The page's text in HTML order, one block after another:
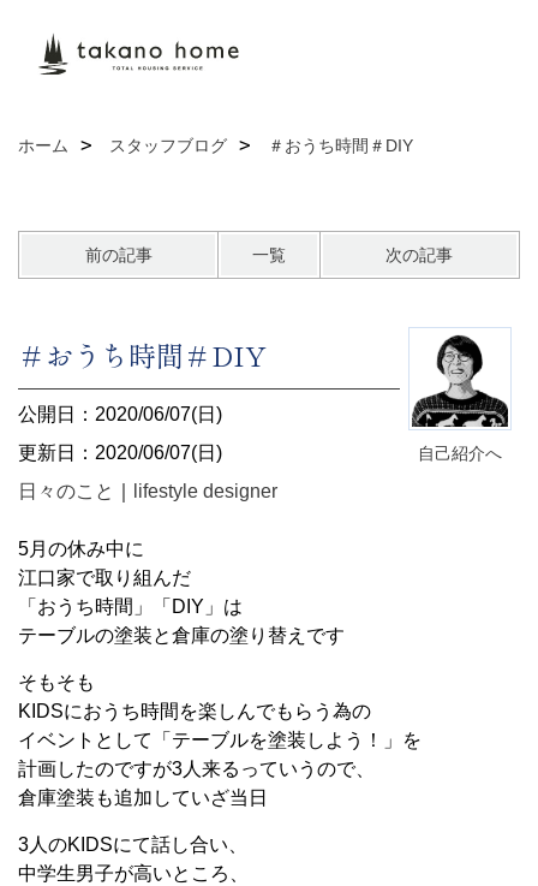
ホーム スタッフブログ ＃おうち時間＃DIY
前の記事 一覧 次の記事
自己紹介へ
＃おうち時間＃DIY
公開日：2020/06/07(日)
更新日：2020/06/07(日)
日々のこと
lifestyle designer
5月の休み中に
江口家で取り組んだ
「おうち時間」「DIY」は
テーブルの塗装と倉庫の塗り替えです
そもそも
KIDSにおうち時間を楽しんでもらう為の
イベントとして「テーブルを塗装しよう！」を
計画したのですが3人来るっていうので、
倉庫塗装も追加していざ当日
3人のKIDSにて話し合い、
中学生男子が高いところ、